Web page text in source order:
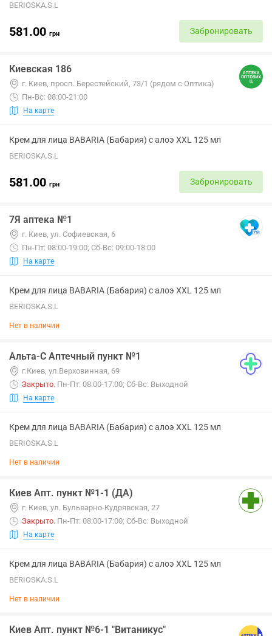
BERIOSKA.S.L
581.00 грн Забронировать
Киевская 186
г. Киев, просп. Берестейский, 73/1 (рядом с Оптика)
Пн-Вс: 08:00-21:00
На карте
Крем для лица BABARIA (Бабария) с алоэ XXL 125 мл
BERIOSKA.S.L
581.00 грн Забронировать
7Я аптека №1
г. Киев, ул. Софиевская, 6
Пн-Пт: 08:00-19:00; Сб-Вс: 09:00-18:00
На карте
Крем для лица BABARIA (Бабария) с алоэ XXL 125 мл
BERIOSKA.S.L
Нет в наличии
Альта-С Аптечный пункт №1
г.Киев, ул.Верховинная, 69
Закрыто. Пн-Пт: 08:00-17:00; Сб-Вс: Выходной
На карте
Крем для лица BABARIA (Бабария) с алоэ XXL 125 мл
BERIOSKA.S.L
Нет в наличии
Киев Апт. пункт №1-1 (ДА)
г. Киев, ул. Бульварно-Кудрявская, 27
Закрыто. Пн-Пт: 08:00-17:00; Сб-Вс: Выходной
На карте
Крем для лица BABARIA (Бабария) с алоэ XXL 125 мл
BERIOSKA.S.L
Нет в наличии
Киев Апт. пункт №6-1 "Витаникус"